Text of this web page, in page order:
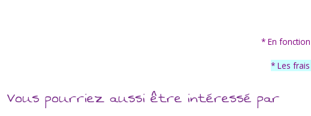
* En
* Les
Vous pourriez aussi être intéressé par